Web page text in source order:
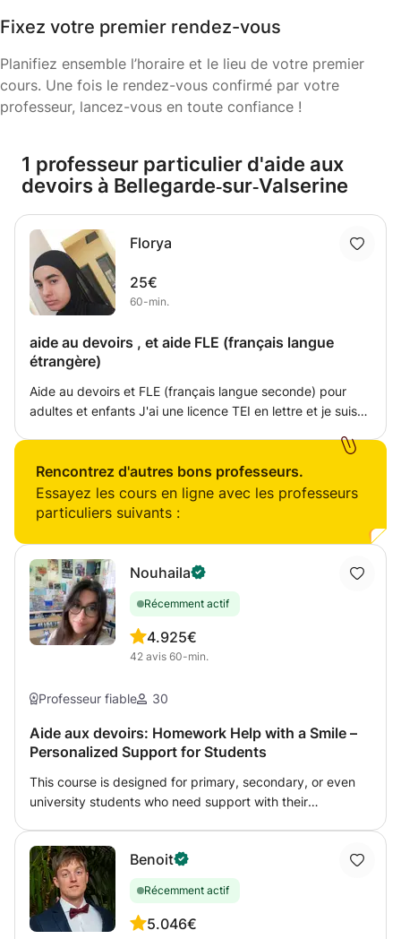
Fixez votre premier rendez-vous
Planifiez ensemble l’horaire et le lieu de votre premier
cours. Une fois le rendez-vous confirmé par votre
professeur, lancez-vous en toute confiance !
1 professeur particulier d'aide aux
devoirs à Bellegarde‑sur‑Valserine
Florya
25€
60-min.
aide au devoirs , et aide FLE (français langue
étrangère)
Aide au devoirs et FLE (français langue seconde) pour
adultes et enfants J'ai une licence TEI en lettre et je suis
français langue seconde pour les adultes et enfants selon
le besoin.
Rencontrez d'autres bons professeurs.
Essayez les cours en ligne avec les professeurs
particuliers suivants :
Nouhaila
Récemment actif
4.9
42 avis
25€
60-min.
Professeur fiable 30
Aide aux devoirs: Homework Help with a Smile –
Personalized Support for Students
This course is designed for primary, secondary, or even
university students who need support with their
friendly and supportive environment to help students:
Understand instructions and complete exercises Review
and reinforce difficult concepts Develop effective study
habits Build confidence and become more independent
Benoit
Récemment actif
5.046€